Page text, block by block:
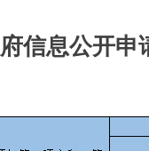
信息公开申